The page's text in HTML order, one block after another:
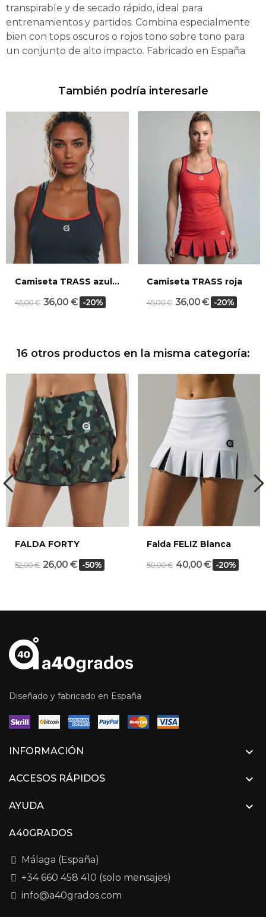
transpirable y de secado rápido, ideal para
entrenamientos y partidos. Combina especialmente
bien con tops oscuros o rojos tono sobre tono para
un conjunto de alto impacto. Fabricado en España
También podría interesarle
Camiseta TRASS azul marino
45,00 € 36,00 € -20%
Camiseta TRASS roja
45,00 € 36,00 € -20%
16 otros productos en la misma categoría:
FALDA FORTY
52,00 € 26,00 € -50%
Falda FELIZ Blanca
50,00 € 40,00 € -20%
Diseñado y fabricado en España
INFORMACIÓN 
ACCESOS RÁPIDOS 
AYUDA 
A40GRADOS
Málaga (España)
+34 660 458 410 (solo mensajes)
info@a40grados.com